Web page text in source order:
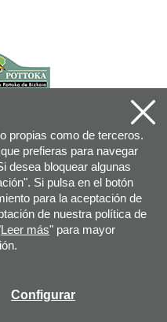
-Política de cookies
propias como de terceros.
prefieras para navegar
desea bloquear algunas
Si pulsa en el botón
para la aceptación de
de nuestra política de
Leer más" para mayor
Configurar